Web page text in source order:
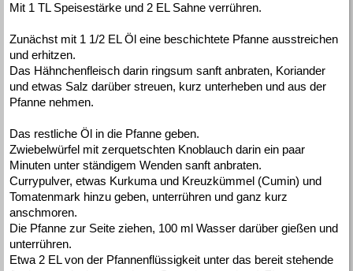
Mit 1 TL Speisestärke und 2 EL Sahne verrühren.
Zunächst mit 1 1/2 EL Öl eine beschichtete Pfanne ausstreichen
und erhitzen.
Das Hähnchenfleisch darin ringsum sanft anbraten, Koriander
und etwas Salz darüber streuen, kurz unterheben und aus der
Pfanne nehmen.
Das restliche Öl in die Pfanne geben.
Zwiebelwürfel mit zerquetschten Knoblauch darin ein paar
Minuten unter ständigem Wenden sanft anbraten.
Currypulver, etwas Kurkuma und Kreuzkümmel (Cumin) und
Tomatenmark hinzu geben, unterrühren und ganz kurz
anschmoren.
Die Pfanne zur Seite ziehen, 100 ml Wasser darüber gießen und
unterrühren.
Etwa 2 EL von der Pfannenflüssigkeit unter das bereit stehende